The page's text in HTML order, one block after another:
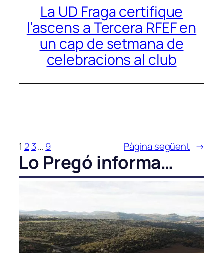
La UD Fraga certifique
l’ascens a Tercera RFEF en
un cap de setmana de
celebracions al club
1 2 3… 9 Pàgina següent →
Lo Pregó informa…